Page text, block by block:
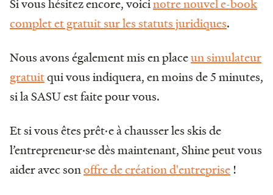
Si vous hésitez encore, voicinotre nouvel e-book
complet et gratuit sur les statuts juridiques.
Nous avons également mis en placeun simulateur
gratuitqui vous indiquera, en moins de 5 minutes,
si la SASU est faite pour vous.
Et si vous êtes prêt·e à chausser les skis de
l’entrepreneur·se dès maintenant, Shine peut vous
aider avec sonoffre de création d'entreprise!